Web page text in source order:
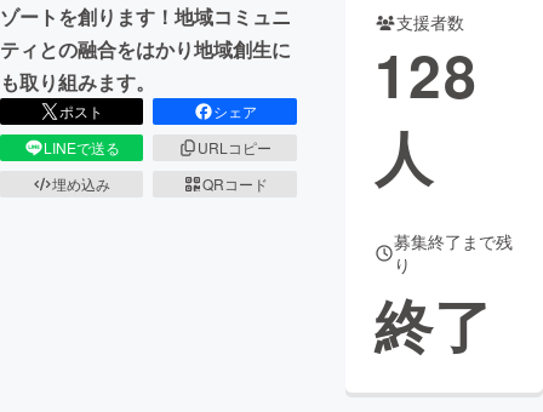
ゾートを創ります！地域コミュニ
ティとの融合をはかり地域創生に
も取り組みます。
ポスト
シェア
LINEで送る
URLコピー
埋め込み
QRコード
支援者数
128
人
募集終了まで残
り
終了